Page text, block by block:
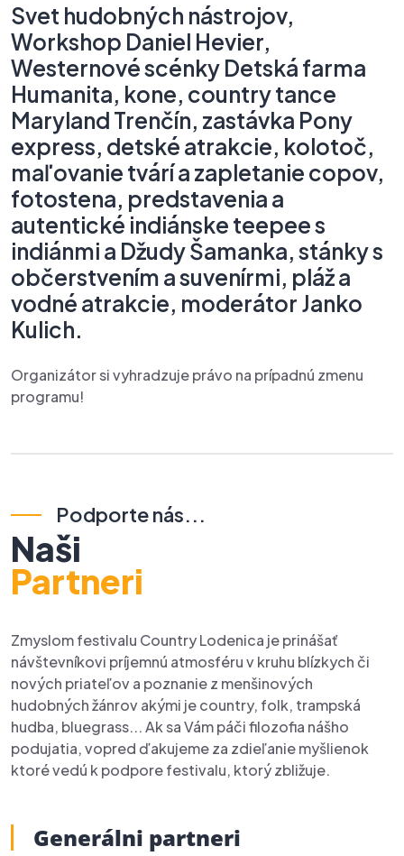
Svet hudobných nástrojov,
Workshop Daniel Hevier,
Westernovéscénky Detská farma
Humanita, kone, countrytance
Maryland Trenčín, zastávka Pony
express, detské atrakcie, kolotoč,
maľovanie tváría zapletanie copov,
fotostena, predstavenia a
autentické indiánske teepees
indiánmi a DžudyŠamanka, stánkys
občerstvením asuvenírmi, pláža
vodné atrakcie, moderátor Janko
Kulich.
Organizátor si vyhradzuje právo na prípadnú zmenu
programu!
Podporte nás...
Naši
Partneri
Zmyslom festivalu Country Lodenica je prinášať
návštevníkovi príjemnú atmosféru v kruhu blízkych či
nových priateľov a poznanie z menšinových
hudobných žánrov akými je country, folk, trampská
hudba, bluegrass... Ak sa Vám páči filozofia nášho
podujatia, vopred ďakujeme za zdieľanie myšlienok
ktoré vedú k podpore festivalu, ktorý zbližuje.
Generálni partneri